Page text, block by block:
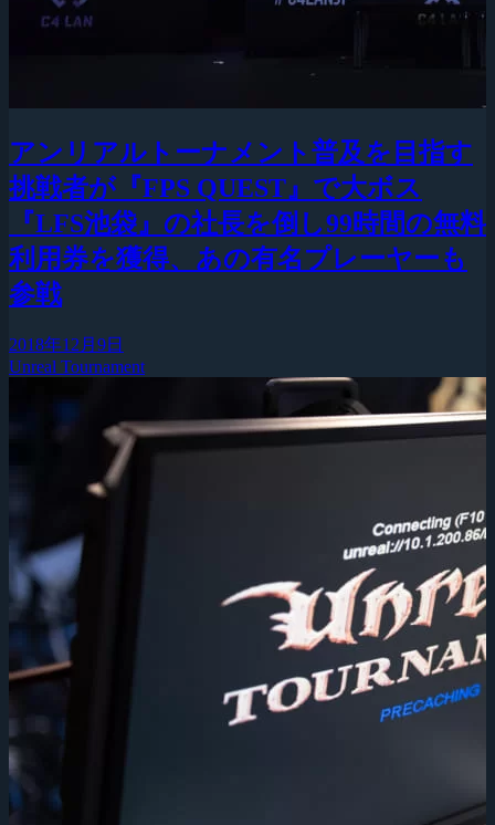
アンリアルトーナメント普及を目指す
挑戦者が『FPS QUEST』で大ボス
『LFS池袋』の社長を倒し99時間の無料
利用券を獲得、あの有名プレーヤーも
参戦
2018年12月9日
Unreal Tournament